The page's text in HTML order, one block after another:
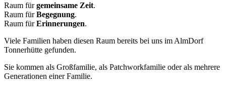
Raum fürgemeinsame Zeit.
Raum fürBegegnung.
Raum fürErinnerungen.
Viele Familien haben diesen Raum bereits bei uns im AlmDorf
Tonnerhütte gefunden.
Sie kommen als Großfamilie, als Patchworkfamilie oder als mehrere
Generationen einer Familie.